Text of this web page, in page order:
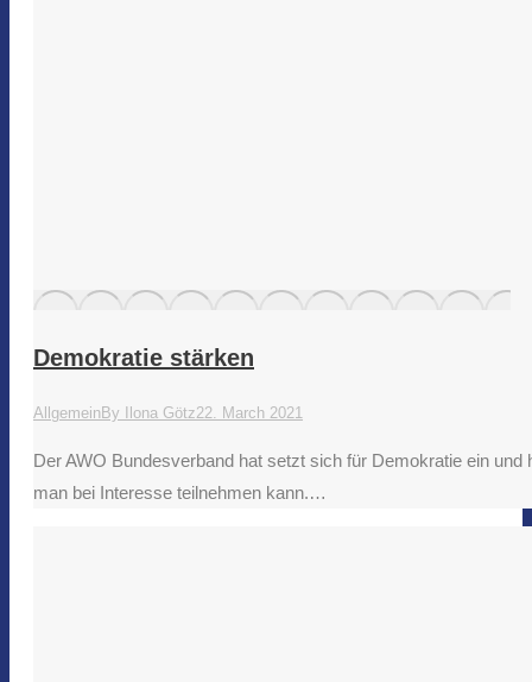
Demokratie stärken
AllgemeinBy Ilona Götz22. March 2021
Der AWO Bundesverband hat setzt sich für Demokratie ein
man bei Interesse teilnehmen kann.…